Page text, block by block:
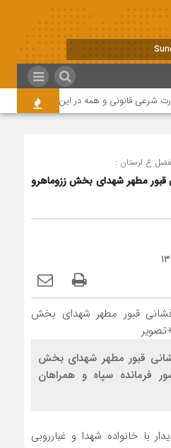
قانونی و همه در این زمینه مسئول
ع لرستان :
قبور مطهر شهدای بخش ززوماهرو
قبور مطهر شهدای بخش
فرمانده سپاه و همراهان
با خانواده شهدا و غبارروبی